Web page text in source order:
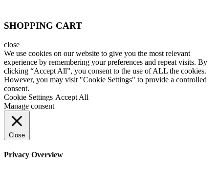
SHOPPING CART
close
We use cookies on our website to give you the most relevant
experience by remembering your preferences and repeat visits. By
clicking “Accept All”, you consent to the use of ALL the cookies.
However, you may visit "Cookie Settings" to provide a controlled
consent.
Cookie Settings Accept All
Manage consent
Close
Privacy Overview